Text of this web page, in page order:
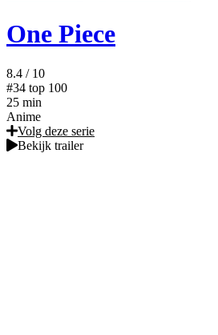
One Piece
8.4 / 10
#34 top 100
25 min
Anime
Volg deze serie
Bekijk trailer